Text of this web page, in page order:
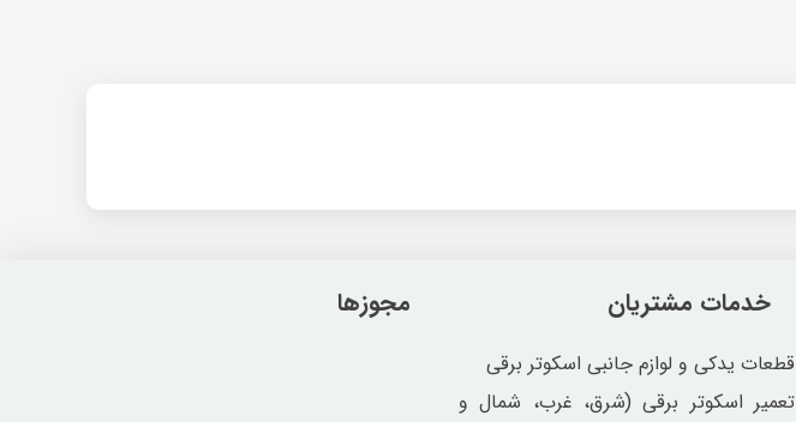
خدمات مشتریان
قطعات یدکی و لوازم جانبی اسکوتر برقی
تعمیر اسکوتر برقی (شرق، غرب، شمال و
مجوزها